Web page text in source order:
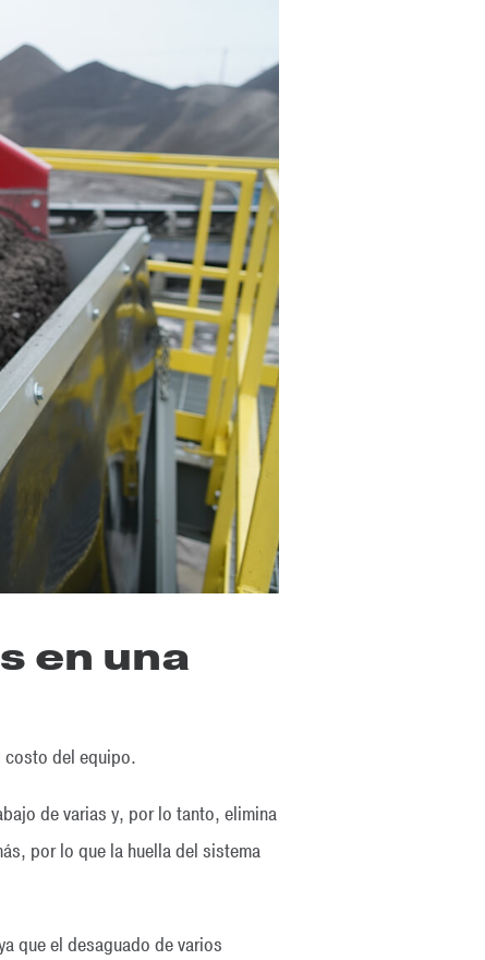
en una
costo del equipo.
de varias y, por lo tanto, elimina
por lo que la huella del sistema
que el desaguado de varios